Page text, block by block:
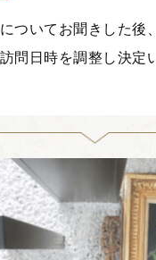
ついてお聞きした後
問日時を調整し決定